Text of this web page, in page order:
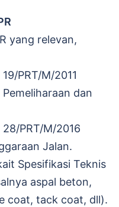
yang relevan,
PRT/M/2011
dan
28/PRT/M/2016
Jalan.
Spesifikasi Teknis
aspal beton,
coat, tack coat, dll).